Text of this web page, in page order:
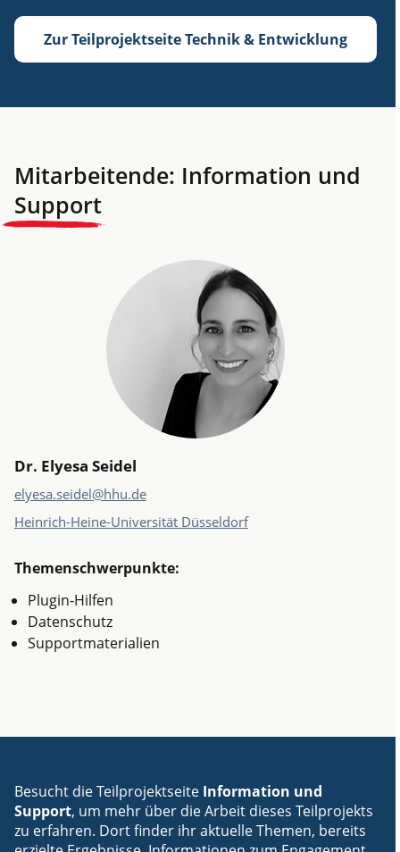
Zur Teilprojektseite Technik & Entwicklung
Mitarbeitende: Information und
Support
Dr. Elyesa Seidel
elyesa.seidel@hhu.de
Heinrich-Heine-Universität Düsseldorf
Themenschwerpunkte:
Plugin-Hilfen
Datenschutz
Supportmaterialien
Besucht die Teilprojektseite Information und
Support, um mehr über die Arbeit dieses Teilprojekts
zu erfahren. Dort finder ihr aktuelle Themen, bereits